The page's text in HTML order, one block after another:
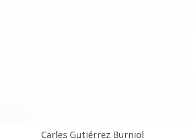
Carles Gutiérrez Burniol